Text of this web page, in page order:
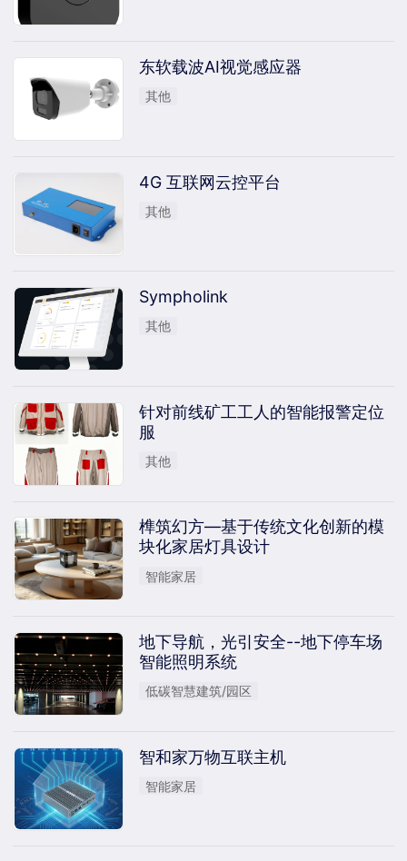
东软载波AI视觉感应器
其他
4G 互联网云控平台
其他
Sympholink
其他
针对前线矿工工人的智能报警定位
服
其他
榫筑幻方—基于传统文化创新的模
块化家居灯具设计
智能家居
地下导航，光引安全--地下停车场
智能照明系统
低碳智慧建筑/园区
智和家万物互联主机
智能家居